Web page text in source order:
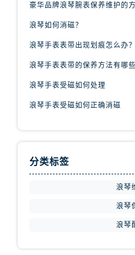
豪华品牌浪琴腕表保养维护的方
浪琴如何消磁？
浪琴手表表带出现划痕怎么办？
浪琴手表表带的保养方法有哪些
浪琴手表受磁如何处理
浪琴手表受磁如何正确消磁
分类标签
浪琴
浪琴
浪琴